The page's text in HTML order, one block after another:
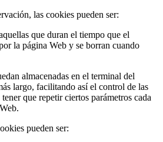
las cookies pueden ser:
que duran el tiempo que el
la página Web y se borran cuando
almacenadas en el terminal del
largo, facilitando así el control de las
que repetir ciertos parámetros cada
pueden ser: